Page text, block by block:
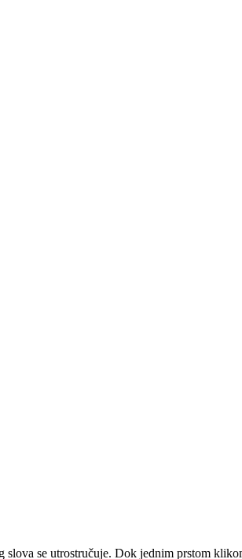
se utrostručuje. Dok jednim prstom